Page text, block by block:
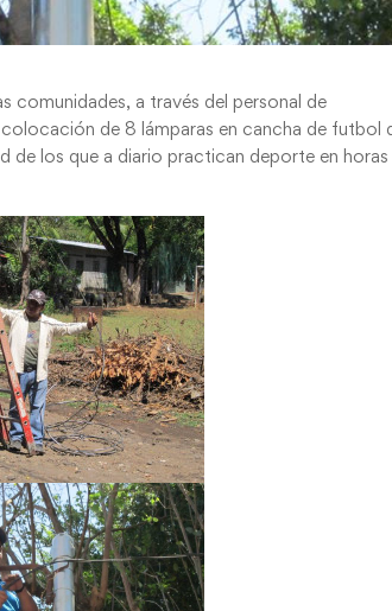
comunidades, a través del personal de
de 8 lámparas en cancha de futbol
de los que a diario practican deporte en horas